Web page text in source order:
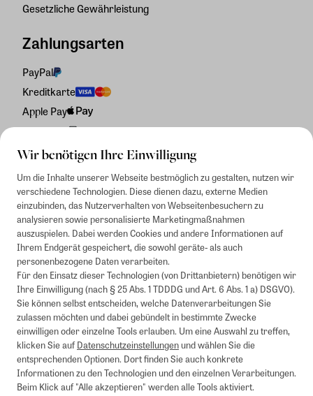
Wir benötigen Ihre Einwilligung
Um die Inhalte unserer Webseite bestmöglich zu gestalten, nutzen wir
verschiedene Technologien. Diese dienen dazu, externe Medien
einzubinden, das Nutzerverhalten von Webseitenbesuchern zu
analysieren sowie personalisierte Marketingmaßnahmen
auszuspielen. Dabei werden Cookies und andere Informationen auf
Ihrem Endgerät gespeichert, die sowohl geräte- als auch
personenbezogene Daten verarbeiten.
Für den Einsatz dieser Technologien (von Drittanbietern) benötigen wir
Ihre Einwilligung (nach § 25 Abs. 1 TDDDG und Art. 6 Abs. 1 a) DSGVO).
Sie können selbst entscheiden, welche Datenverarbeitungen Sie
zulassen möchten und dabei gebündelt in bestimmte Zwecke
einwilligen oder einzelne Tools erlauben. Um eine Auswahl zu treffen,
klicken Sie aufDatenschutzeinstellungenund wählen Sie die
entsprechenden Optionen. Dort finden Sie auch konkrete
Informationen zu den Technologien und den einzelnen Verarbeitungen.
Beim Klick auf "Alle akzeptieren" werden alle Tools aktiviert.
Gesetzliche Gewährleistung
Zahlungsarten
PayPal
Kreditkarte
Apple Pay
Rechnung